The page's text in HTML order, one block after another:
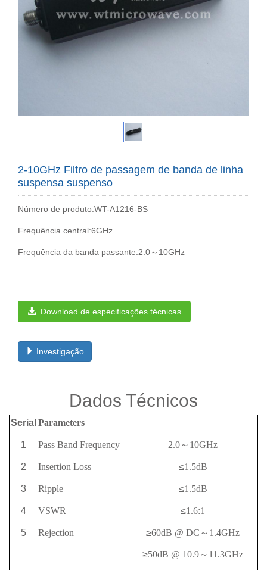
2-10GHz Filtro de passagem de banda de linha
suspensa suspenso
Número de produto:WT-A1216-BS
Frequência central:6GHz
Frequência da banda passante:2.0～10GHz
Download de especificações técnicas
Investigação
Dados Técnicos
Serial Parameters
1 Pass Band Frequency 2.0～ 10GHz
2 Insertion Loss ≤1.5dB
3 Ripple ≤1.5dB
4 VSWR ≤1.6:1
5 Rejection ≥60dB @ DC ～ 1.4GHz
≥50dB @ 10.9～ 11.3GHz